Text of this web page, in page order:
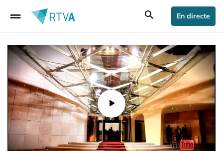
drag_handle search En directe